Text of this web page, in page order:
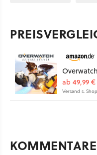
Overwatch
ab 49,99 €
Versand s. Shop
KOMMENTARE